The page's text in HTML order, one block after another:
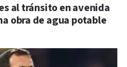
al tránsito en avenida
obra de agua potable